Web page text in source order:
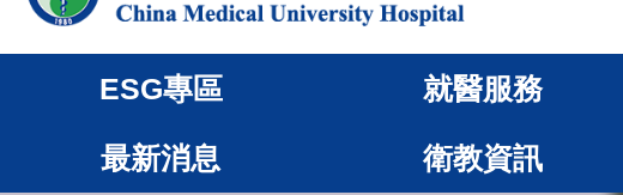
ESG專區 就醫服務
最新消息 衛教資訊